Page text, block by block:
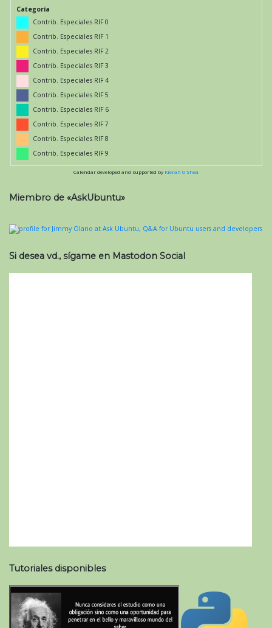
Categoría
Contrib. Especiales RIF 0
Contrib. Especiales RIF 1
Contrib. Especiales RIF 2
Contrib. Especiales RIF 3
Contrib. Especiales RIF 4
Contrib. Especiales RIF 5
Contrib. Especiales RIF 6
Contrib. Especiales RIF 7
Contrib. Especiales RIF 8
Contrib. Especiales RIF 9
Calendar developed and supported by Kieran O'Shea
Miembro de «AskUbuntu»
Si desea vd., sígame en Mastodon Social
Tutoriales disponibles